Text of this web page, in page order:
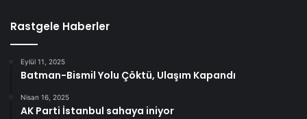
Rastgele Haberler
Eylül 11, 2025
Batman-Bismil Yolu Çöktü, Ulaşım Kapandı
Nisan 16, 2025
AK Parti İstanbul sahaya iniyor